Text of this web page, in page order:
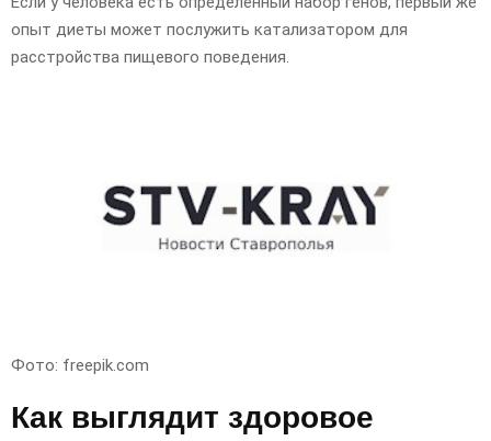
опыт диеты может послужить катализатором для
расстройства пищевого поведения.
Фото: freepik.com
Как выглядит здоровое